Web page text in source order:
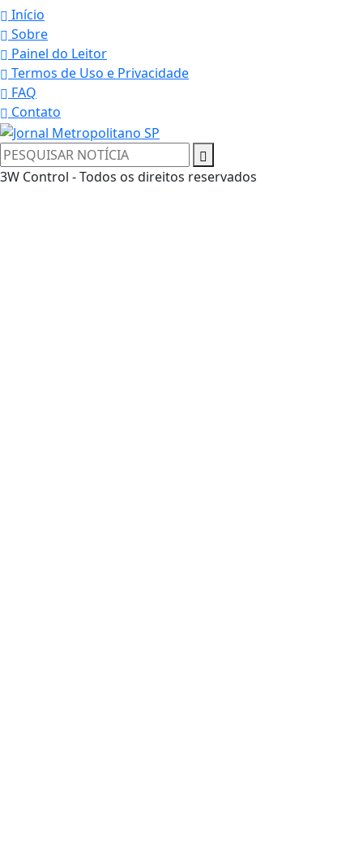
Início
Sobre
Painel do Leitor
Termos de Uso e Privacidade
FAQ
Contato
3W Control - Todos os direitos reservados